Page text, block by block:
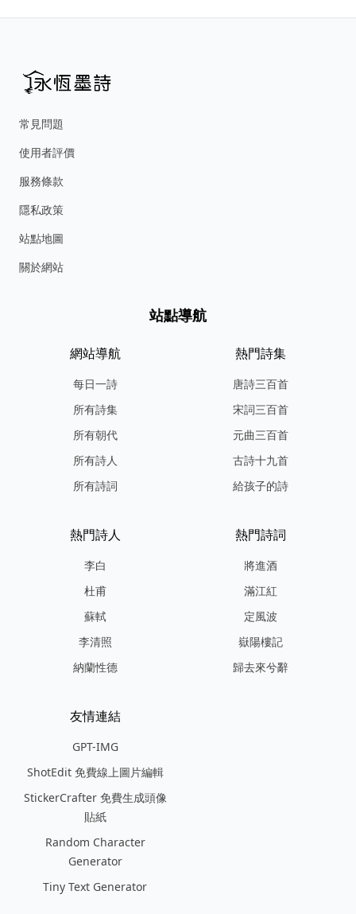
常見問題
使用者評價
服務條款
隱私政策
站點地圖
關於網站
站點導航
網站導航
每日一詩
所有詩集
所有朝代
所有詩人
所有詩詞
熱門詩集
唐詩三百首
宋詞三百首
元曲三百首
古詩十九首
給孩子的詩
熱門詩人
李白
杜甫
蘇軾
李清照
納蘭性德
熱門詩詞
將進酒
滿江紅
定風波
嶽陽樓記
歸去來兮辭
友情連結
GPT-IMG
ShotEdit 免費線上圖片編輯
StickerCrafter 免費生成頭像
貼紙
Random Character
Generator
Tiny Text Generator